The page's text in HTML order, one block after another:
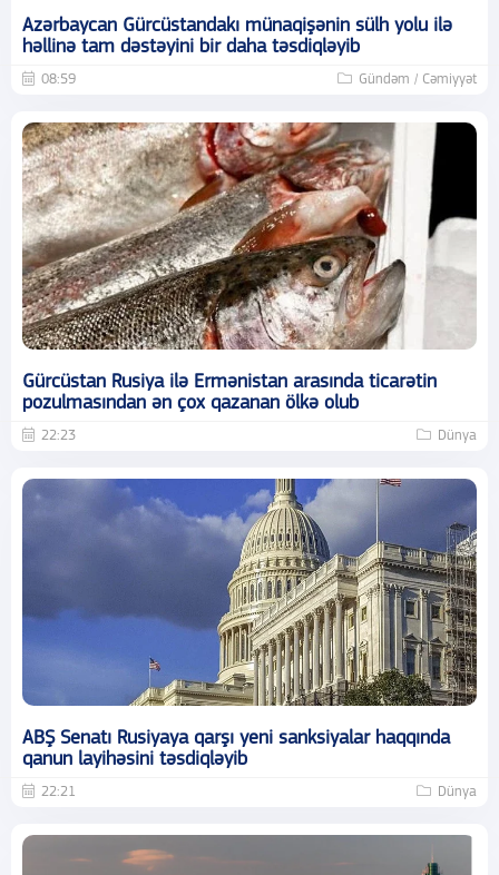
Azərbaycan Gürcüstandakı münaqişənin sülh yolu ilə
həllinə tam dəstəyini bir daha təsdiqləyib
08:59 Gündəm / Cəmiyyət
Gürcüstan Rusiya ilə Ermənistan arasında ticarətin
pozulmasından ən çox qazanan ölkə olub
22:23 Dünya
ABŞ Senatı Rusiyaya qarşı yeni sanksiyalar haqqında
qanun layihəsini təsdiqləyib
22:21 Dünya